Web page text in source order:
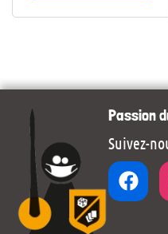
Passion
Suivez-